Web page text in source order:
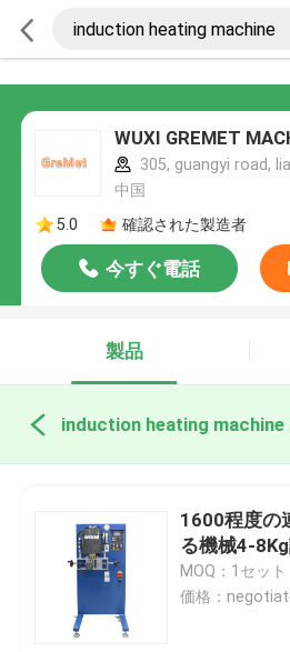
WUXI GREMET
305, guangyi road,
中国
5.0
確認された製造者
今すぐ電話
製品
induction heating machine
1600程度の
る機械4-
MOQ：1セット
価格：